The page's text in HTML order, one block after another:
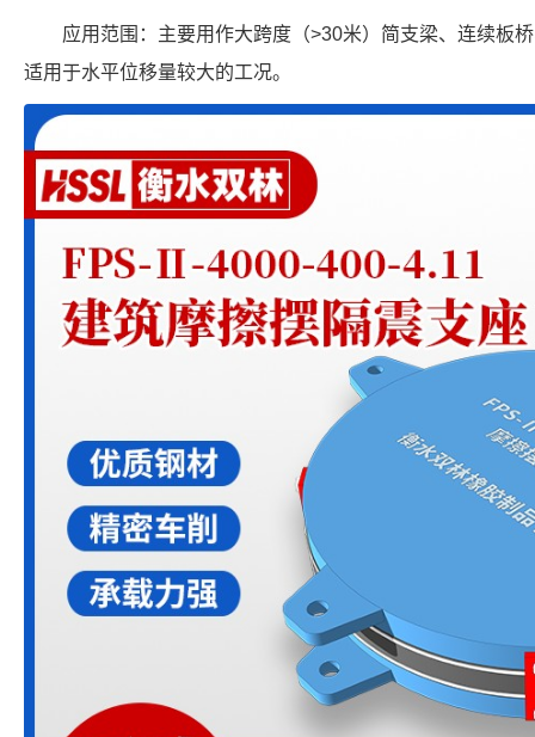
应用范围：主要用作大跨度（>30米）简支梁、连续板
适用于水平位移量较大的工况。